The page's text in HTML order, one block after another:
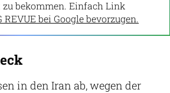
bekommen. Einfach Link
REVUE bei Google bevorzugen.
in den Iran ab, wegen der